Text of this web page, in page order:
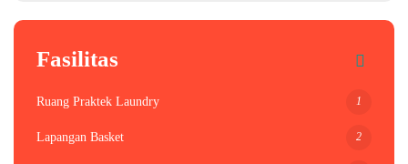
Fasilitas
Ruang Praktek Laundry 1
Lapangan Basket 2